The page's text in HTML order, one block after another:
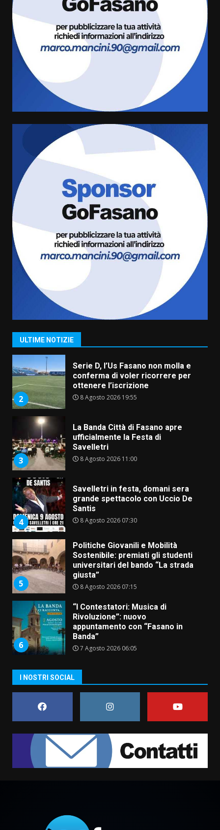
ULTIME NOTIZIE
ufficialmente la Festa di
8 Agosto 2026 11:00
Savelletri in festa, domani sera
grande spettacolo con Uccio De
Santis
Politiche Giovanili e Mobilità
Sostenibile: premiati gli studenti
universitari del bando “La strada
giusta”
8 Agosto 2026 07:15
“I Contestatori: Musica di
Rivoluzione”: nuovo
appuntamento con “Fasano in
Banda”
7 Agosto 2026 06:05
US Fasano, Scianaro: “Profonda
amarezza per esclusione dal
campionato di calcio”
7 Agosto 2026 06:00
1
Grande successo per la “Sagra
del Pesce Spada” a Savelletri
9 Agosto 2026 07:32
2
Serie D, l’Us Fasano non molla e
conferma di voler ricorrere per
ottenere l’iscrizione
8 Agosto 2026 19:55
3
La Banda Città di Fasano apre
ufficialmente la Festa di
Savelletri
8 Agosto 2026 11:00
4
Savelletri in festa, domani sera
grande spettacolo con Uccio De
Santis
8 Agosto 2026 07:30
5
Politiche Giovanili e Mobilità
Sostenibile: premiati gli studenti
universitari del bando “La strada
giusta”
8 Agosto 2026 07:15
6
“I Contestatori: Musica di
Rivoluzione”: nuovo
appuntamento con “Fasano in
Banda”
7 Agosto 2026 06:05
amarezza per esclusione dal
campionato di calcio”
7 Agosto 2026 06:00
1
Grande successo per la “Sagra
del Pesce Spada” a Savelletri
9 Agosto 2026 07:32
ottenere l’iscrizione
8 Agosto 2026 19:55
I NOSTRI SOCIAL